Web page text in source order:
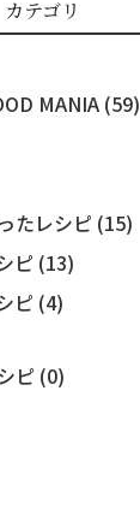
カテゴリ
MANIA (59)
たレシピ (15)
ピ (13)
ピ (4)
ピ (0)